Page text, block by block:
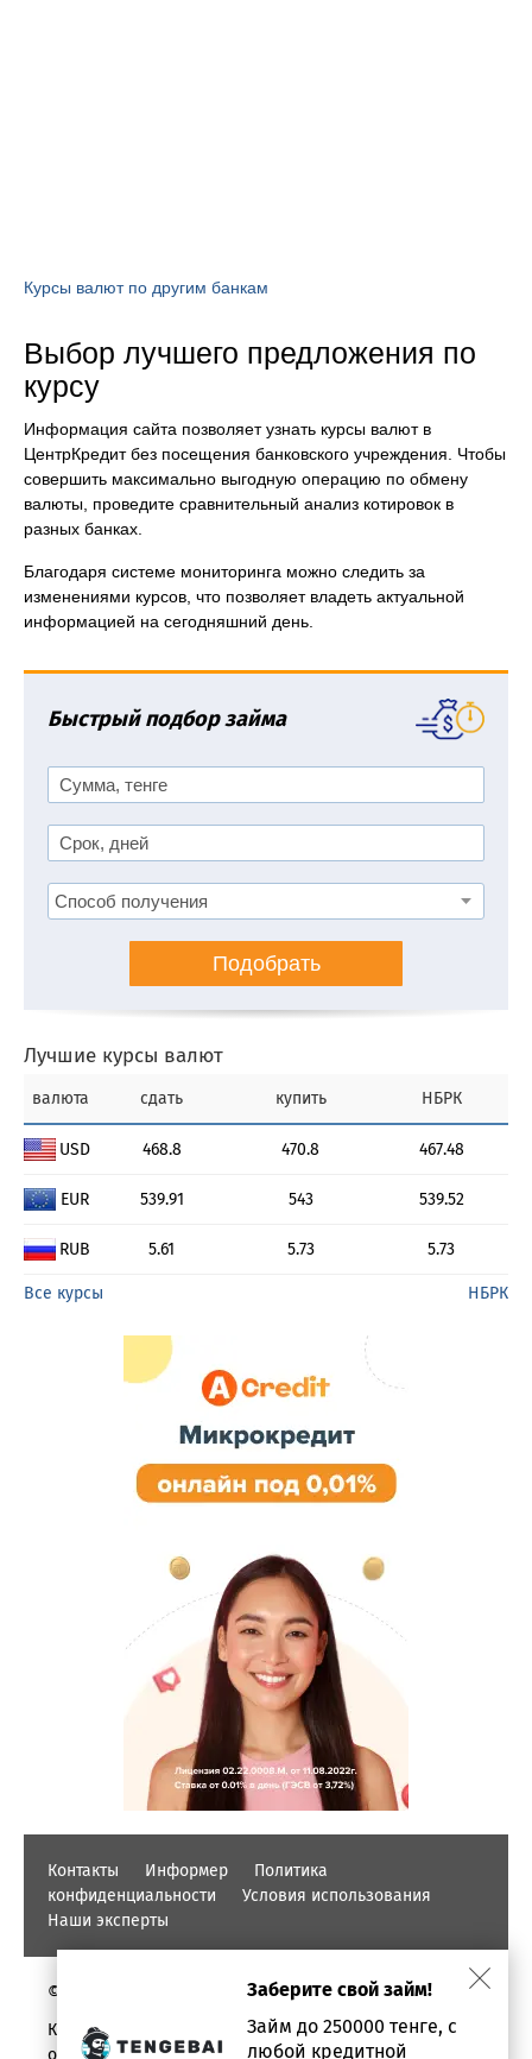
Курсы валют по другим банкам
Выбор лучшего предложения по
курсу
Информация сайта позволяет узнать курсы валют в
ЦентрКредит без посещения банковского учреждения. Чтобы
совершить максимально выгодную операцию по обмену
валюты, проведите сравнительный анализ котировок в
разных банках.
Благодаря системе мониторинга можно следить за
изменениями курсов, что позволяет владеть актуальной
информацией на сегодняшний день.
Быстрый подбор займа
Подобрать
Лучшие курсы валют
валюта сдать купить НБРК
USD 468.8 470.8 467.48
EUR 539.91 543 539.52
RUB 5.61 5.73 5.73
Все курсы НБРК
Контакты Информер
Политика
конфиденциальности
Условия использования
Наши эксперты
© PROFINZ.KZ
Казахстан, г. Алматы, проспект Аль-фараби, дом 17,
офис 1602
Заберите свой займ!
Займ до 250000 тенге, с
любой кредитной